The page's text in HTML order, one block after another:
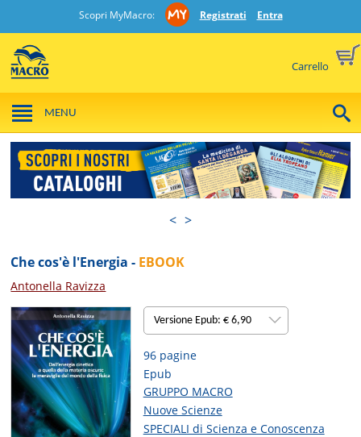
Scopri MyMacro: Registrati Entra
Carrello
MENU
< >
Che cos'è l'Energia - EBOOK
Antonella Ravizza
Versione Epub: € 6,90
96 pagine
Epub
GRUPPO MACRO
Nuove Scienze
SPECIALI di Scienza e Conoscenza